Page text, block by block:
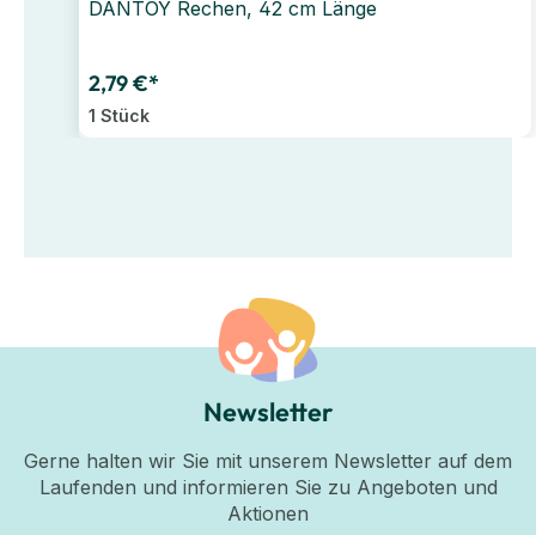
DANTOY Rechen, 42 cm Länge
2,79 €*
1 Stück
Newsletter
Gerne halten wir Sie mit unserem Newsletter auf dem
Laufenden und informieren Sie zu Angeboten und
Aktionen